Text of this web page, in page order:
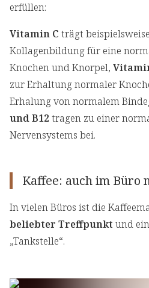
erfüllen:
Vitamin C trägt
Kollagenbildung für eine
Knochen und Knorpel,
zur Erhaltung normaler
Erhalung von normalem
und B12 tragen zu einer
Nervensystems bei.
Kaffee: auch im Büro
In vielen Büros ist die
beliebter Treffpunkt und
„Tankstelle“.